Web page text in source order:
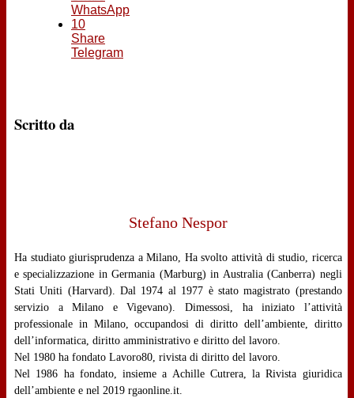
WhatsApp
10
Share
Telegram
Scritto da
Stefano Nespor
Ha studiato giurisprudenza a Milano, Ha svolto attività di studio, ricerca
e specializzazione in Germania (Marburg) in Australia (Canberra) negli
Stati Uniti (Harvard). Dal 1974 al 1977 è stato magistrato (prestando
servizio a Milano e Vigevano). Dimessosi, ha iniziato l’attività
professionale in Milano, occupandosi di diritto dell’ambiente, diritto
dell’informatica, diritto amministrativo e diritto del lavoro.
Nel 1980 ha fondato Lavoro80, rivista di diritto del lavoro.
Nel 1986 ha fondato, insieme a Achille Cutrera, la Rivista giuridica
dell’ambiente e nel 2019 rgaonline.it.